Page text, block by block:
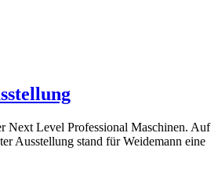
Next Level Professional Maschinen. Auf
Ausstellung stand für Weidemann eine